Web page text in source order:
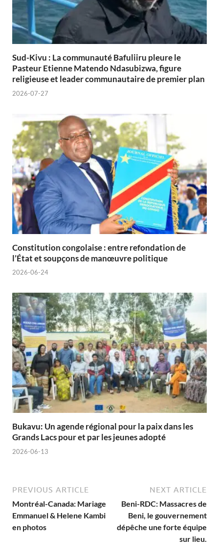
Sud-Kivu : La communauté Bafuliiru pleure le
Pasteur Etienne Matendo Ndasubizwa, figure
religieuse et leader communautaire de premier plan
2026-07-27
Constitution congolaise : entre refondation de
l’État et soupçons de manœuvre politique
2026-06-24
Bukavu: Un agende régional pour la paix dans les
Grands Lacs pour et par les jeunes adopté
2026-06-13
PREVIOUS ARTICLE
Montréal-Canada: Mariage
Emmanuel & Helene Kambi
en photos
NEXT ARTICLE
Beni-RDC: Massacres de
Beni, le gouvernement
dépêche une forte équipe
sur lieu.